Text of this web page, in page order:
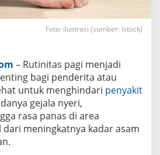
l
P
e
n
y
a
k
i
A
s
Foto: ilustrasi (sumber: istock)
– Rutinitas pagi menjadi
bagi penderita atau
untuk menghindari penyakit
gejala nyeri,
rasa panas di area
meningkatnya kadar asam